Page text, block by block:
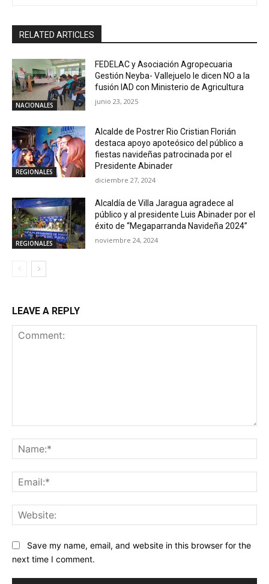
RELATED ARTICLES
NACIONALES
FEDELAC y Asociación Agropecuaria
Gestión Neyba- Vallejuelo le dicen NO a la
fusión IAD con Ministerio de Agricultura
junio 23, 2025
REGIONALES
Alcalde de Postrer Rio Cristian Florián
destaca apoyo apoteósico del público a
fiestas navideñas patrocinada por el
Presidente Abinader
diciembre 27, 2024
REGIONALES
Alcaldía de Villa Jaragua agradece al
público y al presidente Luis Abinader por el
éxito de “Megaparranda Navideña 2024”
noviembre 24, 2024
LEAVE A REPLY
Save my name, email, and website in this browser for the
next time I comment.